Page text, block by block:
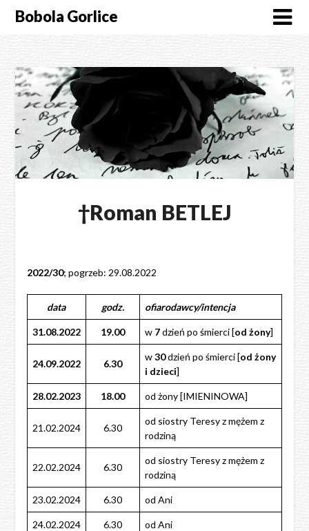
SkipBobola Gorlice
†Roman BETLEJ
2022/30; pogrzeb: 29.08.2022
data godz. ofiarodawcy/intencja
31.08.2022 19.00 w 7dzień po śmierci [od żony]
24.09.2022 6.30
w30dzień po śmierci [od żony
i dzieci]
28.02.2023 18.00 od żony [IMIENINOWA]
21.02.2024 6.30
od siostry Teresy z mężem z
rodziną
22.02.2024 6.30
od siostry Teresy z mężem z
rodziną
23.02.2024 6.30 od Ani
24.02.2024 6.30 od Ani